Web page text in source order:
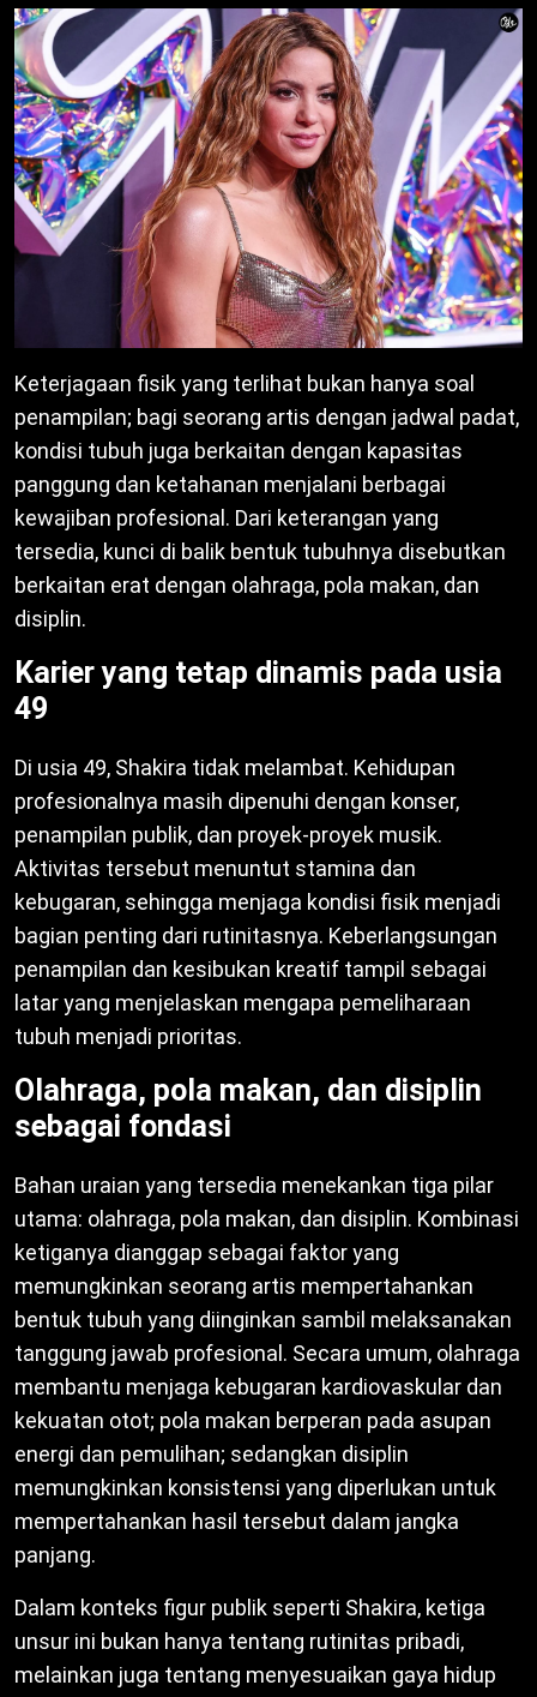
Keterjagaan fisik yang terlihat bukan hanya soal
penampilan; bagi seorang artis dengan jadwal padat,
kondisi tubuh juga berkaitan dengan kapasitas
panggung dan ketahanan menjalani berbagai
kewajiban profesional. Dari keterangan yang
tersedia, kunci di balik bentuk tubuhnya disebutkan
berkaitan erat dengan olahraga, pola makan, dan
disiplin.
Karier yang tetap dinamis pada usia
49
Di usia 49, Shakira tidak melambat. Kehidupan
profesionalnya masih dipenuhi dengan konser,
penampilan publik, dan proyek-proyek musik.
Aktivitas tersebut menuntut stamina dan
kebugaran, sehingga menjaga kondisi fisik menjadi
bagian penting dari rutinitasnya. Keberlangsungan
penampilan dan kesibukan kreatif tampil sebagai
latar yang menjelaskan mengapa pemeliharaan
tubuh menjadi prioritas.
Olahraga, pola makan, dan disiplin
sebagai fondasi
Bahan uraian yang tersedia menekankan tiga pilar
utama: olahraga, pola makan, dan disiplin. Kombinasi
ketiganya dianggap sebagai faktor yang
memungkinkan seorang artis mempertahankan
bentuk tubuh yang diinginkan sambil melaksanakan
tanggung jawab profesional. Secara umum, olahraga
membantu menjaga kebugaran kardiovaskular dan
kekuatan otot; pola makan berperan pada asupan
energi dan pemulihan; sedangkan disiplin
memungkinkan konsistensi yang diperlukan untuk
mempertahankan hasil tersebut dalam jangka
panjang.
Dalam konteks figur publik seperti Shakira, ketiga
unsur ini bukan hanya tentang rutinitas pribadi,
melainkan juga tentang menyesuaikan gaya hidup